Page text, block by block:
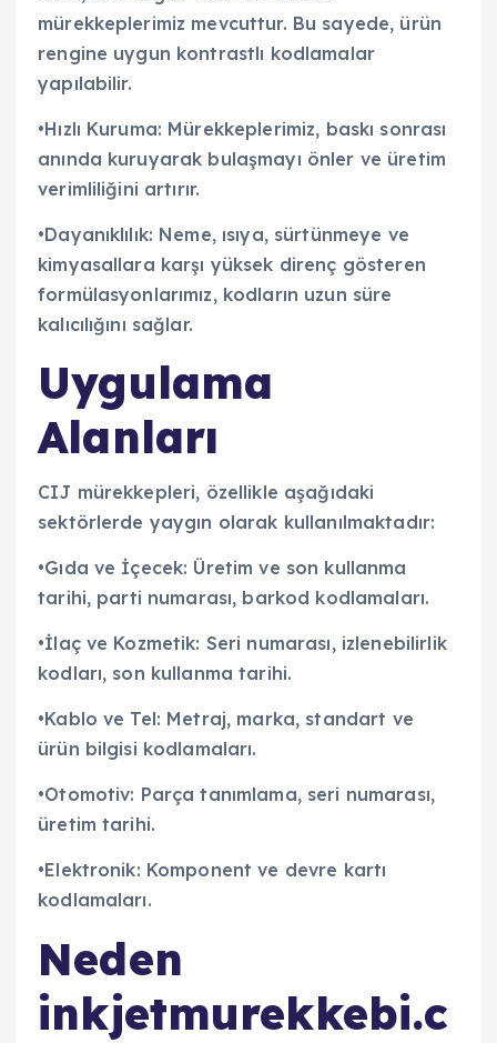
mürekkeplerimiz mevcuttur. Bu sayede, ürün
rengine uygun kontrastlı kodlamalar
yapılabilir.
•Hızlı Kuruma: Mürekkeplerimiz, baskı sonrası
anında kuruyarak bulaşmayı önler ve üretim
verimliliğini artırır.
•Dayanıklılık: Neme, ısıya, sürtünmeye ve
kimyasallara karşı yüksek direnç gösteren
formülasyonlarımız, kodların uzun süre
kalıcılığını sağlar.
Uygulama
Alanları
CIJ mürekkepleri, özellikle aşağıdaki
sektörlerde yaygın olarak kullanılmaktadır:
•Gıda ve İçecek: Üretim ve son kullanma
tarihi, parti numarası, barkod kodlamaları.
•İlaç ve Kozmetik: Seri numarası, izlenebilirlik
kodları, son kullanma tarihi.
•Kablo ve Tel: Metraj, marka, standart ve
ürün bilgisi kodlamaları.
•Otomotiv: Parça tanımlama, seri numarası,
üretim tarihi.
•Elektronik: Komponent ve devre kartı
kodlamaları.
Neden
inkjetmurekkebi.c